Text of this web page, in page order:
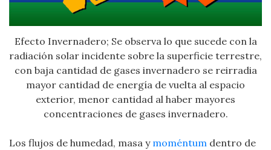
Efecto Invernadero; Se observa lo que sucede con la
radiación solar incidente sobre la superficie terrestre,
con baja cantidad de gases invernadero se reirradia
mayor cantidad de energía de vuelta al espacio
exterior, menor cantidad al haber mayores
concentraciones de gases invernadero.
Los flujos de humedad, masa y moméntum dentro de